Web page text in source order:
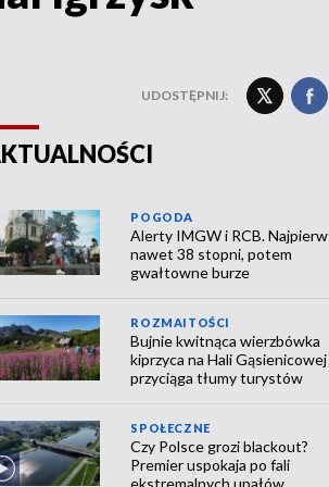
UDOSTĘPNIJ:
POGODA
Alerty IMGW i RCB. Najpierw
nawet 38 stopni, potem
gwałtowne burze
ROZMAITOŚCI
Bujnie kwitnąca wierzbówka
kiprzyca na Hali Gąsienicowej
przyciąga tłumy turystów
SPOŁECZNE
Czy Polsce grozi blackout?
Premier uspokaja po fali
ekstremalnych upałów